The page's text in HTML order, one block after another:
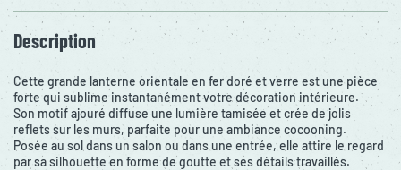
Description
Cette grande lanterne orientale en fer doré et verre est une pièce
forte qui sublime instantanément votre décoration intérieure.
Son motif ajouré diffuse une lumière tamisée et crée de jolis
reflets sur les murs, parfaite pour une ambiance cocooning.
Posée au sol dans un salon ou dans une entrée, elle attire le regard
par sa silhouette en forme de goutte et ses détails travaillés.